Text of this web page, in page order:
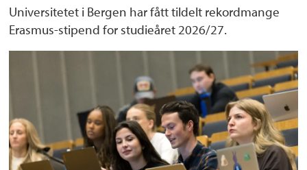
Universitetet i Bergen har fått tildelt rekordmange
Erasmus-stipend for studieåret 2026/27.